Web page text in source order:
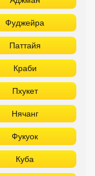
Фуджейра
Паттайя
Краби
Пхукет
Нячанг
Фукуок
Куба